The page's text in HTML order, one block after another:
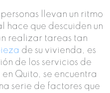
llevan un ritmo
que descuiden un
realizar tareas tan
de su vivienda, es
de los servicios de
Quito, se encuentra
serie de factores que